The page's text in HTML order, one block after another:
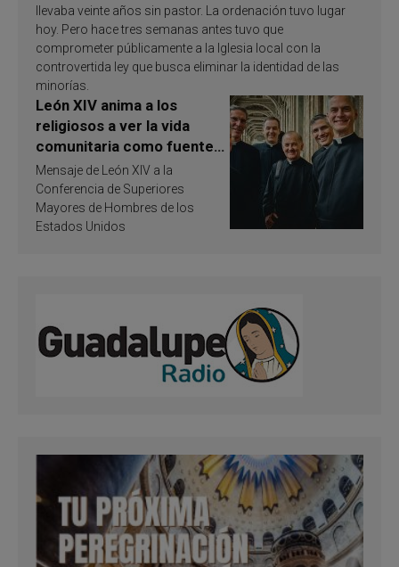
llevaba veinte años sin pastor. La ordenación tuvo lugar
hoy. Pero hace tres semanas antes tuvo que
comprometer públicamente a la Iglesia local con la
controvertida ley que busca eliminar la identidad de las
minorías.
León XIV anima a los
religiosos a ver la vida
comunitaria como fuente
de inspiración y
santificación
Mensaje de León XIV a la
Conferencia de Superiores
Mayores de Hombres de los
Estados Unidos